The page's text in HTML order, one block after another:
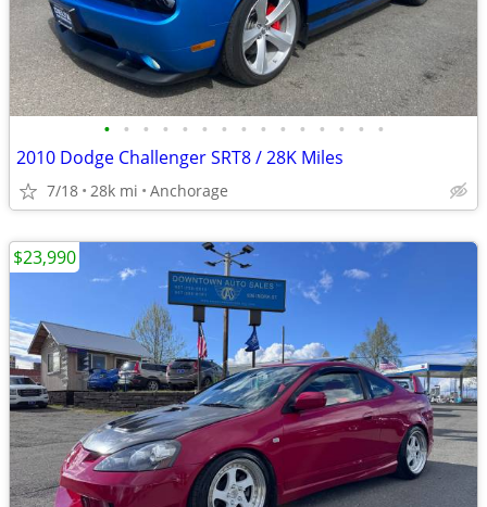
• • • • • • • • • • • • • • •
2010 Dodge Challenger SRT8 / 28K Miles
7/18 28k mi Anchorage
$23,990